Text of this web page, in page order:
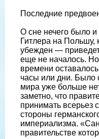
Последние
О сне нечего было
Гитлера на
убежден —
еще не началось.
времени
часы или дни. Было
мира уже больше
заметно, что
принимать всерьез
стороны
империализма.
правительстве